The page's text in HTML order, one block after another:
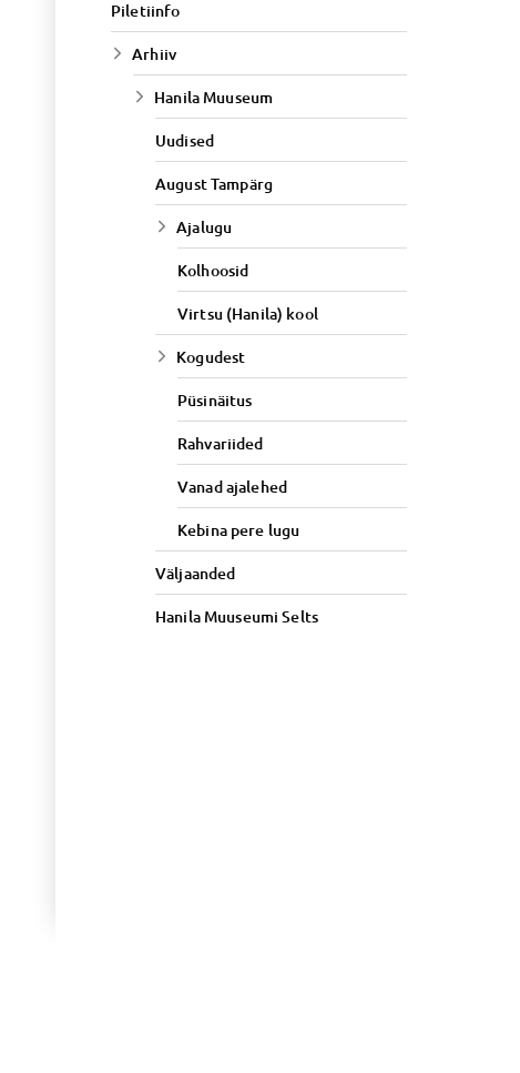
Piletiinfo
Arhiiv
Hanila Muuseum
Uudised
August Tampärg
Ajalugu
Kolhoosid
Virtsu (Hanila) kool
Kogudest
Püsinäitus
Rahvariided
Vanad ajalehed
Kebina pere lugu
Väljaanded
Hanila Muuseumi Selts